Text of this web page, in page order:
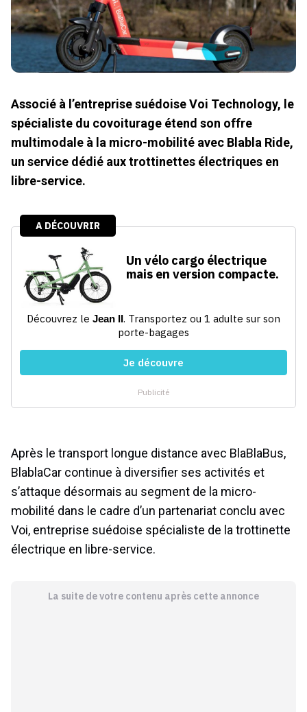
Associé à l’entreprise suédoise Voi Technology, le
spécialiste du covoiturage étend son offre
multimodale à la micro-mobilité avec Blabla Ride,
un service dédié aux trottinettes électriques en
libre-service.
Après le transport longue distance avec BlaBlaBus,
BlablaCar continue à diversifier ses activités et
s’attaque désormais au segment de la micro-
mobilité dans le cadre d’un partenariat conclu avec
Voi, entreprise suédoise spécialiste de la trottinette
électrique en libre-service.
La suite de votre contenu après cette annonce